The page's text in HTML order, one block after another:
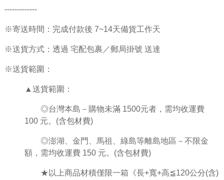
-------------
※寄送時間：完成付款後 7~14天備貨工作天
※送貨方式：透過 宅配包裹／郵局掛號 送達
※送貨範圍：
▲送貨範圍：
◎台灣本島－購物未滿 1500元者，需均收運費
100 元。(含包材費)
◎澎湖、金門、馬祖、綠島等離島地區－不限金
額，需均收運費 150 元。(含包材費)
★以上商品材積僅限一箱《長+寬+高≦120公分(含)